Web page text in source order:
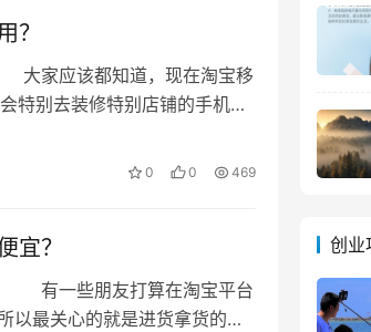
？
大家应该都知道，现在淘宝移
特别去装修特别店铺的手机
0 0 469
宜？
有一些朋友打算在淘宝平台
以最关心的就是进货拿货的问
创业